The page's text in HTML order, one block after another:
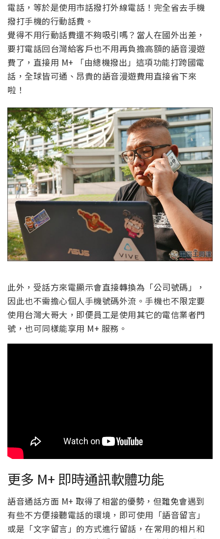
電話，等於是使用市話撥打外線電話！完全省去手機
撥打手機的行動話費。
覺得不用行動話費還不夠吸引嗎？當人在國外出差，
要打電話回台灣給客戶也不用再負擔高額的語音漫遊
費了，直接用 M+ 「由總機撥出」這項功能打跨國電
話，全球皆可通、昂貴的語音漫遊費用直接省下來
啦！
此外，受話方來電顯示會直接轉換為「公司號碼」，
因此也不需擔心個人手機號碼外流。手機也不限定要
使用台灣大哥大，即便員工是使用其它的電信業者門
號，也可同樣能享用 M+ 服務。
更多 M+ 即時通訊軟體功能
語音通話方面 M+ 取得了相當的優勢，但難免會遇到
有些不方便接聽電話的環境，即可使用「語音留言」
或是「文字留言」的方式進行留話，在常用的相片和